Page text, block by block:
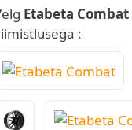
Etabeta Combat
: